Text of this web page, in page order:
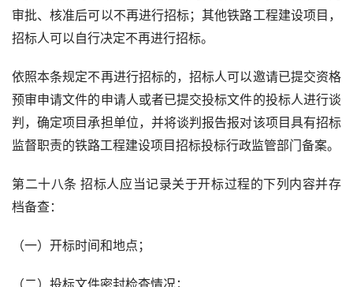
审批、核准后可以不再进行招标；其他铁路工程建设项目，
招标人可以自行决定不再进行招标。
依照本条规定不再进行招标的，招标人可以邀请已提交资格
预审申请文件的申请人或者已提交投标文件的投标人进行谈
判，确定项目承担单位，并将谈判报告报对该项目具有招标
监督职责的铁路工程建设项目招标投标行政监管部门备案。
第二十八条 招标人应当记录关于开标过程的下列内容并存
档备查：
（一）开标时间和地点；
（二）投标文件密封检查情况；